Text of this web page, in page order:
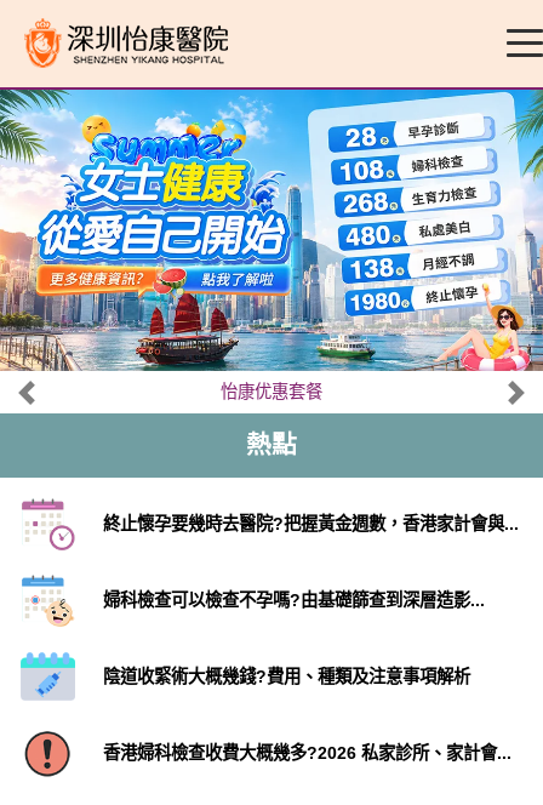
怡康优惠套餐
熱點
終止懷孕要幾時去醫院?把握黃金週數，香港家計會與...
婦科檢查可以檢查不孕嗎?由基礎篩查到深層造影...
陰道收緊術大概幾錢?費用、種類及注意事項解析
香港婦科檢查收費大概幾多?2026 私家診所、家計會...